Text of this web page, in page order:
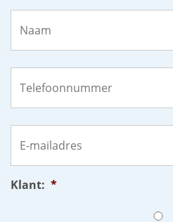
Naam *
Telefoonnummer *
E-
mailadres
Klant: *